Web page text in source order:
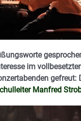
im
gefreut:
Manfred